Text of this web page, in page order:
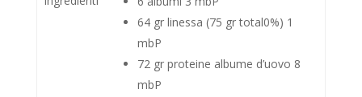
64 gr linessa (75 gr total0%) 1
mbP
72 gr proteine albume d’uovo 8
mbP